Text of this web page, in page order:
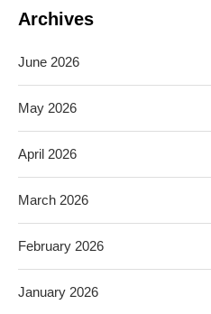
Archives
June 2026
May 2026
April 2026
March 2026
February 2026
January 2026